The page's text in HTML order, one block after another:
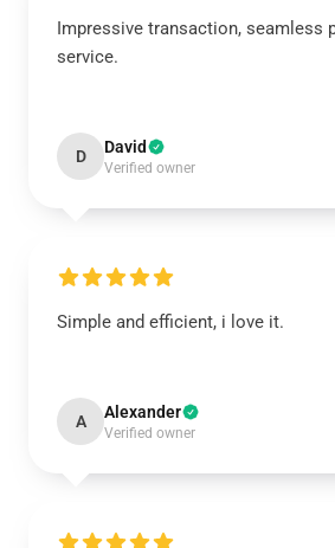
Impressive transaction, seamless
service.
D David
Verified owner
Simple and efficient, i love it.
A Alexander
Verified owner